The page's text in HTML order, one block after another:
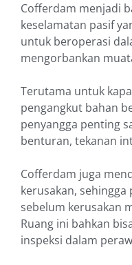
Cofferdam menjadi
keselamatan pasif
untuk beroperasi
mengorbankan
Terutama untuk
pengangkut bahan
penyangga penting
benturan, tekanan
Cofferdam juga
kerusakan,
sebelum kerusakan
Ruang ini bahkan
inspeksi dalam